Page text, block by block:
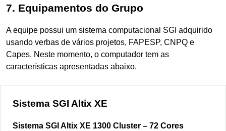
7. Equipamentos do Grupo
A equipe possui um sistema computacional SGI adquirido
usando verbas de vários projetos, FAPESP, CNPQ e
Capes. Neste momento, o computador tem as
características apresentadas abaixo.
Sistema SGI Altix XE
Sistema SGI Altix XE 1300 Cluster – 72 Cores